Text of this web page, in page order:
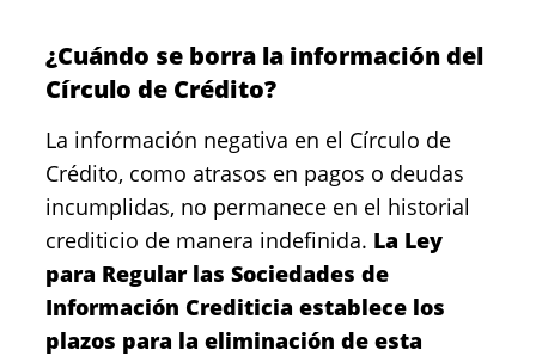
¿Cuándo se borra la información del
Círculo de Crédito?
La información negativa en el Círculo de
Crédito, como atrasos en pagos o deudas
incumplidas, no permanece en el historial
crediticio de manera indefinida. La Ley
para Regular las Sociedades de
Información Crediticia establece los
plazos para la eliminación de esta